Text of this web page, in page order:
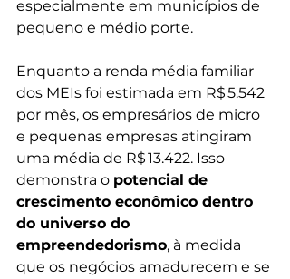
especialmente em municípios de
pequeno e médio porte.
Enquanto a renda média familiar
dos MEIs foi estimada em R$ 5.542
por mês, os empresários de micro
e pequenas empresas atingiram
uma média de R$ 13.422. Isso
demonstra o potencial de
crescimento econômico dentro
do universo do
empreendedorismo, à medida
que os negócios amadurecem e se